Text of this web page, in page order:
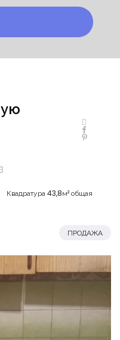
Квадратура 43,8м² общая
ПРОДАЖА